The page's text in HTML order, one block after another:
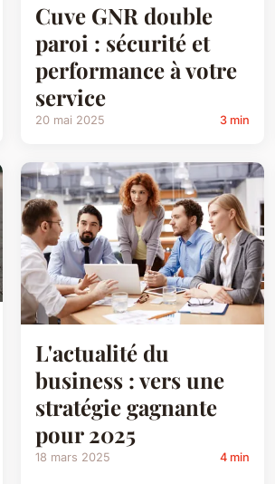
Cuve GNR double
paroi : sécurité et
performance à votre
service
20 mai 2025 3 min
L'actualité du
business : vers une
stratégie gagnante
pour 2025
18 mars 2025 4 min